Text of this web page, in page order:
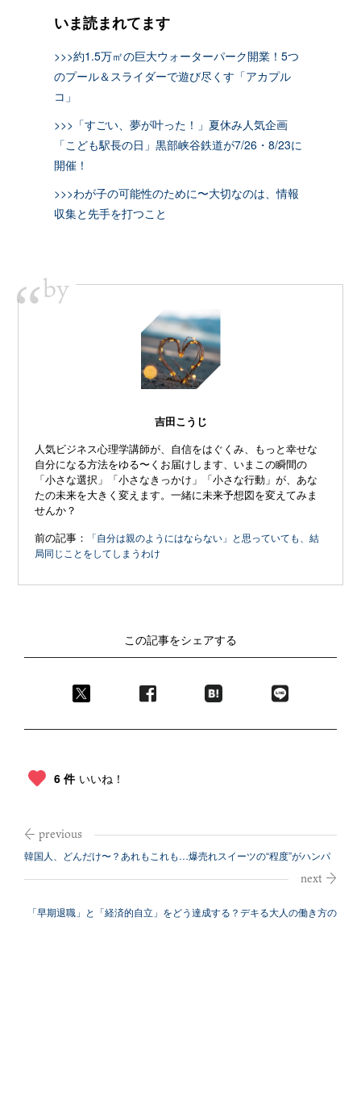
いま読まれてます
>>>約1.5万㎡の巨大ウォーターパーク開業！5つ
のプール＆スライダーで遊び尽くす「アカプル
コ」
>>>「すごい、夢が叶った！」夏休み人気企画
「こども駅長の日」黒部峡谷鉄道が7/26・8/23に
開催！
>>>わが子の可能性のために〜大切なのは、情報
収集と先手を打つこと
“by
吉田こうじ
人気ビジネス心理学講師が、自信をはぐくみ、もっと幸せな
自分になる方法をゆる〜くお届けします、いまこの瞬間の
「小さな選択」「小さなきっかけ」「小さな行動」が、あな
たの未来を大きく変えます。一緒に未来予想図を変えてみま
せんか？
前の記事：
「自分は親のようにはならない」と思っていても、結
局同じことをしてしまうわけ
この記事をシェアする
6 件 いいね！
韓国人、どんだけ〜？あれもこれも…爆売れスイーツの“程度”がハンパ
「早期退職」と「経済的自立」をどう達成する？デキる大人の働き方の